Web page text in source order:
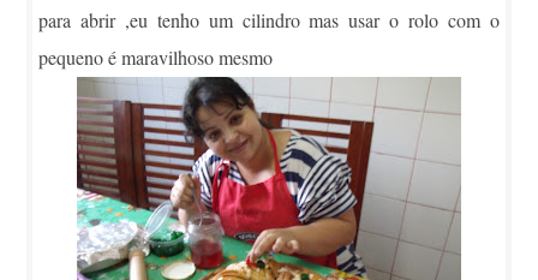
para abrir ,eu tenho um cilindro mas usar o rolo com o
pequeno é maravilhoso mesmo